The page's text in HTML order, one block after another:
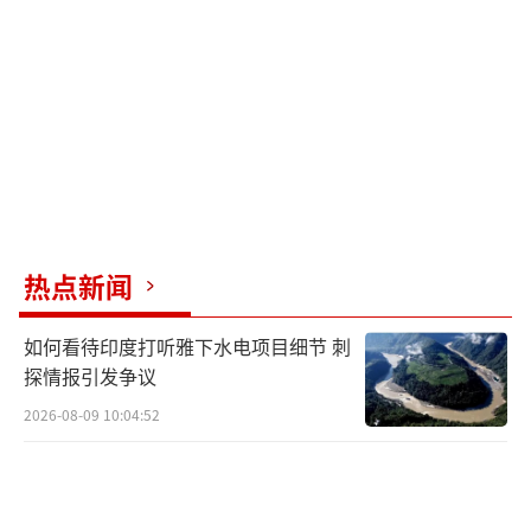
热点新闻
如何看待印度打听雅下水电项目细节 刺
探情报引发争议
2026-08-09 10:04:52